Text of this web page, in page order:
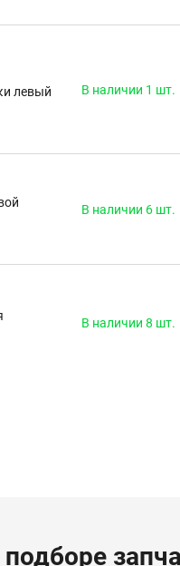
левый
В наличии 1 шт.
В наличии 6 шт.
В наличии 8 шт.